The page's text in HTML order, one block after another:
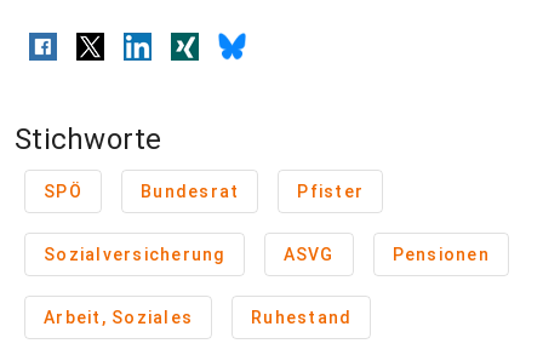
Stichworte
SPÖ Bundesrat Pfister
Sozialversicherung ASVG Pensionen
Arbeit, Soziales Ruhestand